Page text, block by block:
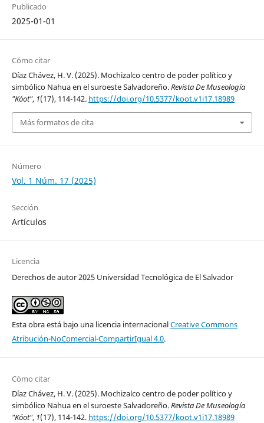
Publicado
2025-01-01
Cómo citar
Díaz Chávez, H. V. (2025). Mochizalco centro de poder político y
simbólico Nahua en el suroeste Salvadoreño.Revista De Museología
"Kóot", 1(17), 114-142. https://doi.org/10.5377/koot.v1i17.18989
Más formatos de cita
Número
Vol. 1 Núm. 17 (2025)
Sección
Artículos
Licencia
Derechos de autor 2025 Universidad Tecnológica de El Salvador
Esta obra está bajo una licencia internacionalCreative Commons
Atribución-NoComercial-CompartirIgual 4.0.
Cómo citar
Díaz Chávez, H. V. (2025). Mochizalco centro de poder político y
simbólico Nahua en el suroeste Salvadoreño.Revista De Museología
"Kóot", 1(17), 114-142. https://doi.org/10.5377/koot.v1i17.18989